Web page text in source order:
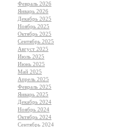
Февраль 2026
Январь 2026
Декабрь 2025
Ноябрь 2025
Октябрь 2025
Сентябрь 2025
Август 2025
Июль 2025
Июнь 2025
Май 2025
Апрель 2025
Февраль 2025
Январь 2025
Декабрь 2024
Ноябрь 2024
Октябрь 2024
Сентябрь 2024